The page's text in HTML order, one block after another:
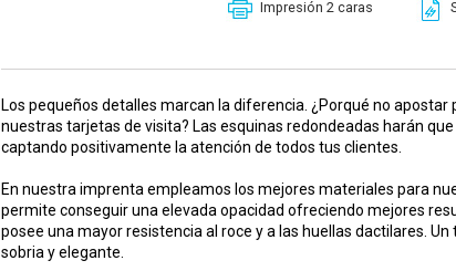
Impresión 2 caras
Los pequeños detalles marcan la diferencia. ¿Porqué no
nuestras tarjetas de visita? Las esquinas redondeadas harán
captando positivamente la atención de todos tus clientes.
En nuestra imprenta empleamos los mejores materiales para
permite conseguir una elevada opacidad ofreciendo mejores
posee una mayor resistencia al roce y a las huellas dactilares.
sobria y elegante.